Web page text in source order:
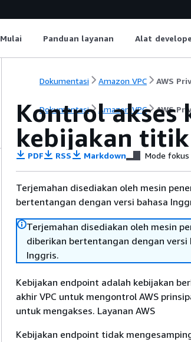
Mulai Panduan layanan Alat
Dokumentasi Amazon VPC AWS
Dokumentasi Amazon VPC AWS
Kontrol akses
kebijakan
PDF RSS Markdown Mode fokus
Terjemahan disediakan oleh mesin
bertentangan dengan versi bahasa
Terjemahan disediakan oleh mesin
diberikan bertentangan dengan versi
Inggris.
Kebijakan endpoint adalah kebijakan
akhir VPC untuk mengontrol AWS
untuk mengakses. Layanan AWS
Kebijakan endpoint tidak